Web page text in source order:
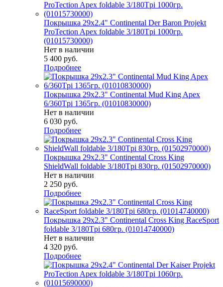
Покрышка 29x2.4" Continental Der Baron Projekt
ProTection Apex foldable 3/180Tpi 1000гр.
(01015730000)
Нет в наличии
5 400 руб.
Подробнее
Покрышка 29x2.3" Continental Mud King Apex
6/360Tpi 1365гр. (01010830000)
Нет в наличии
6 030 руб.
Подробнее
Покрышка 29x2.3" Continental Cross King
ShieldWall foldable 3/180Tpi 830гр. (01502970000)
Нет в наличии
2 250 руб.
Подробнее
Покрышка 29x2.3" Continental Cross King RaceSport
foldable 3/180Tpi 680гр. (01014740000)
Нет в наличии
4 320 руб.
Подробнее